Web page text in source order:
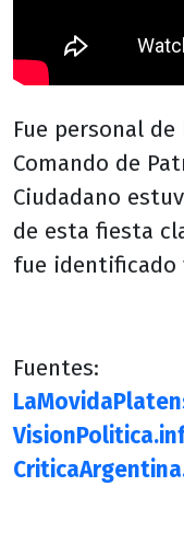
Fue personal
Comando de
Ciudadano
de esta fiesta
fue identificado
Fuentes: